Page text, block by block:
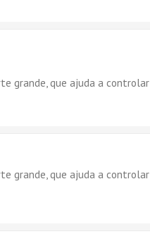
grande, que ajuda a controlar
grande, que ajuda a controlar